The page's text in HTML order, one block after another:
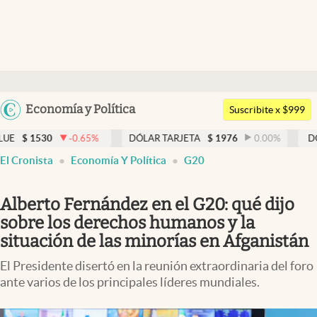
Argentina
Uruguay
Economía y Política
Members
Economía y Política
Finanzas y Mercados
Negocios
Columnistas
Otras secciones
Suscribite x $999
-0.65% DÓLAR TARJETA $ 1976 0.00% DÓLAR MEP $
El Cronista Economía Y Política G20
Alberto Fernández en el G20: qué dijo
sobre los derechos humanos y la
situación de las minorías en Afganistán
El Presidente disertó en la reunión extraordinaria del foro
ante varios de los principales líderes mundiales.